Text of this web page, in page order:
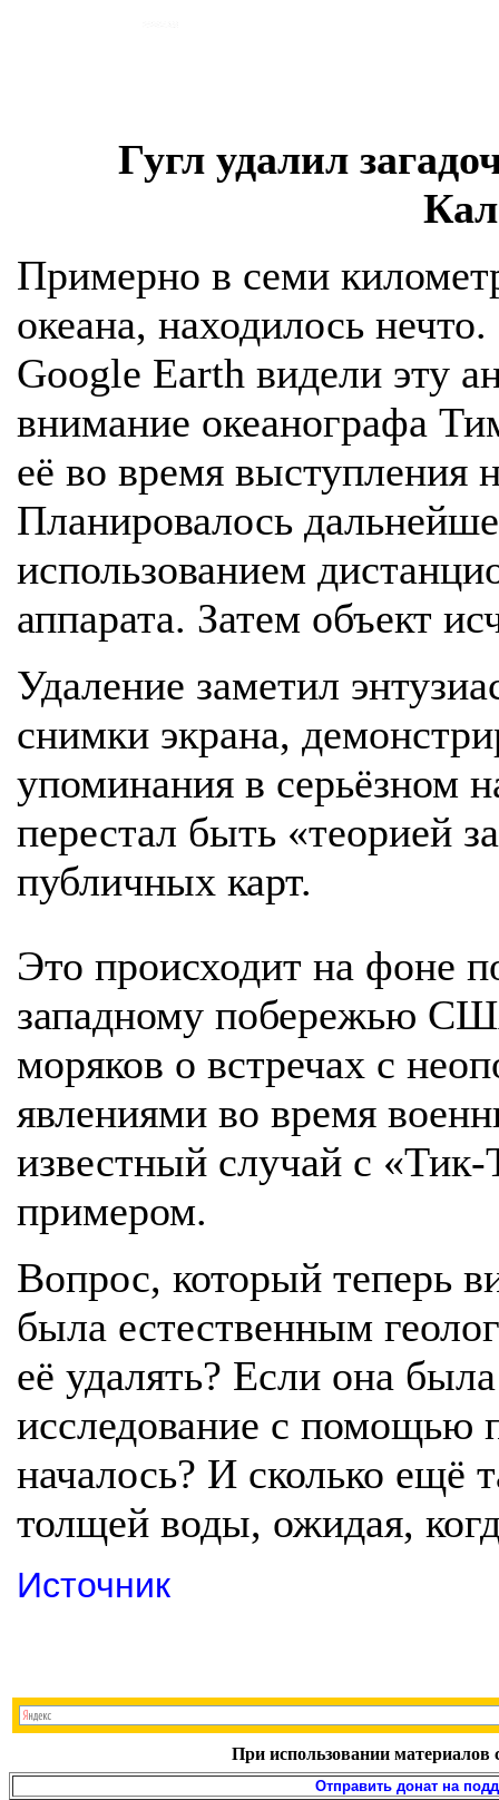
Гугл удалил
Примерно в семи
океана, находилось
Google Earth видели эту
внимание океанографа
её во время
Планировалось
использованием
аппарата. Затем объект
Удаление заметил
снимки экрана,
упоминания в серьёзном
перестал быть «теорией
публичных карт.
Это происходит на фоне
западному побережью
моряков о встречах с
явлениями во время
известный случай с
примером.
Вопрос, который теперь
была естественным
её удалять? Если она
исследование с помощью
началось? И сколько ещё
толщей воды, ожидая,
Источник
При использовании материалов
Отправить донат на